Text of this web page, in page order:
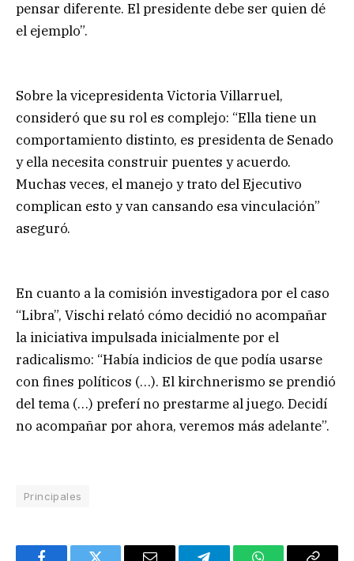
pensar diferente. El presidente debe ser quien dé
el ejemplo”.
Sobre la vicepresidenta Victoria Villarruel,
consideró que su rol es complejo: “Ella tiene un
comportamiento distinto, es presidenta de Senado
y ella necesita construir puentes y acuerdo.
Muchas veces, el manejo y trato del Ejecutivo
complican esto y van cansando esa vinculación”
aseguró.
En cuanto a la comisión investigadora por el caso
“Libra”, Vischi relató cómo decidió no acompañar
la iniciativa impulsada inicialmente por el
radicalismo: “Había indicios de que podía usarse
con fines políticos (…). El kirchnerismo se prendió
del tema (…) preferí no prestarme al juego. Decidí
no acompañar por ahora, veremos más adelante”.
Principales